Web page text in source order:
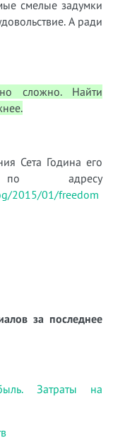
смелые задумки
А ради
сложно. Найти
Сета Година его
по адресу
2015/01/freedom
за последнее
Затраты на